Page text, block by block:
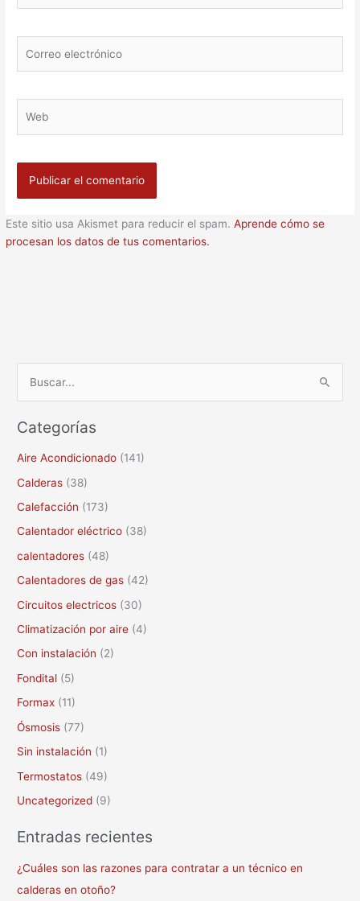
electrónico
Este sitio usa Akismet para reducir el spam.Aprende cómo se
procesan los datos de tus comentarios.
s
c
o
r
:
Categorías
Aire Acondicionado (141)
Calderas (38)
Calefacción (173)
Calentador eléctrico (38)
calentadores (48)
Calentadores de gas (42)
Circuitos electricos (30)
Climatización por aire (4)
Con instalación (2)
Fondital (5)
Formax (11)
Ósmosis (77)
Sin instalación (1)
Termostatos (49)
Uncategorized (9)
Entradas recientes
¿Cuáles son las razones para contratar a un técnico en
calderas en otoño?